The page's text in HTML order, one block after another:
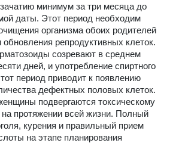
зачатию минимум за три месяца до
даты. Этот период необходим
организма обоих родителей
обновления репродуктивных клеток.
созревают в среднем
дней, и употребление спиртного
период приводит к появлению
дефектных половых клеток.
подвергаются токсическому
на протяжении всей жизни. Полный
курения и правильный прием
на этапе планирования